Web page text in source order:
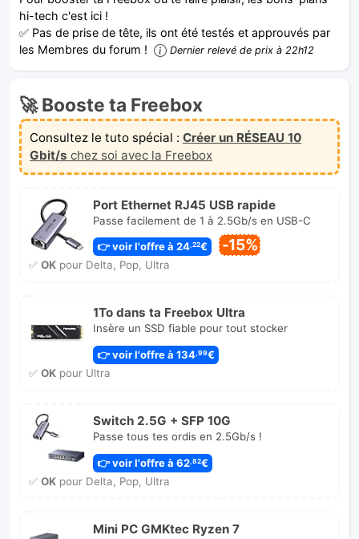
hi-tech c'est ici !
✅ Pas de prise de tête, ils ont été testés et approuvés par
les Membres du forum !
Dernier relevé de prix à 22h12
🚀 Booste ta Freebox
Consultez le tuto spécial : Créer un RÉSEAU 10
Gbit/s chez soi avec la Freebox
Port Ethernet RJ45 USB rapide
Passe facilement de 1 à 2.5Gb/s en USB-C
👉 voir l'offre à 24 ,22€ -15%
✅ OKpour Delta, Pop, Ultra
1To dans ta Freebox Ultra
Insère un SSD fiable pour tout stocker
👉 voir l'offre à 134 ,99€
✅ OKpour Ultra
Switch 2.5G + SFP 10G
Passe tous tes ordis en 2.5Gb/s !
👉 voir l'offre à 62,82€
✅ OKpour Delta, Pop, Ultra
Mini PC GMKtec Ryzen 7